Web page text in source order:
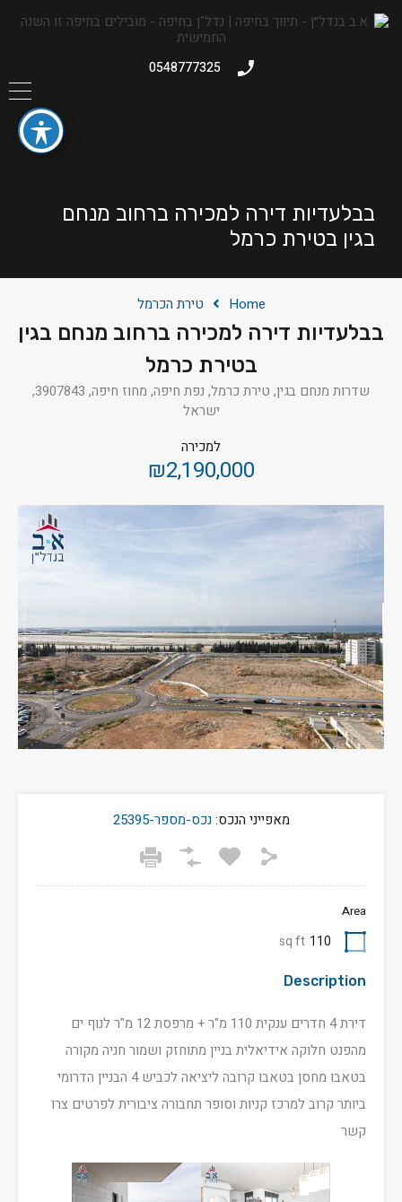
0548777325
בבלעדיות דירה למכירה ברחוב מנחם
בגין בטירת כרמל
Home טירת הכרמל
בבלעדיות דירה למכירה ברחוב מנחם בגין
בטירת כרמל
שדרות מנחם בגין, טירת כרמל, נפת חיפה, מחוז חיפה, 3907843,
ישראל
למכירה
₪2,190,000
מאפייני הנכס:נכס-מספר-25395
Area
110
sq ft
Description
דירת 4 חדרים ענקית 110 מ"ר + מרפסת 12 מ"ר לנוף ים
מהפנט חלוקה אידיאלית בניין מתוחזק ושמור חניה מקורה
בטאבו מחסן בטאבו קרובה ליציאה לכביש 4 הבניין הדרומי
ביותר קרוב למרכז קניות וסופר תחבורה ציבורית לפרטים צרו
קשר